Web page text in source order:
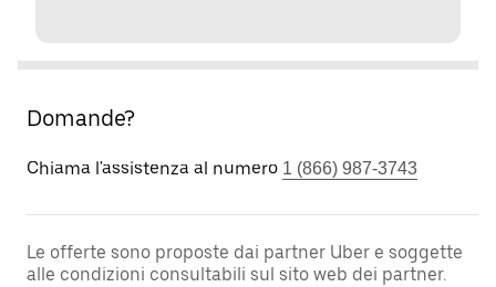
Domande?
Chiama l'assistenza al numero 1 (866) 987-3743
Le offerte sono proposte dai partner Uber e soggette
alle condizioni consultabili sul sito web dei partner.